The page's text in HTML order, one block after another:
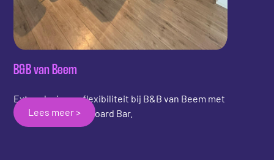
B&B van Beem
Extra plezier en flexibiliteit bij B&B van Beem met
de Shuffly Shuffleboard Bar.
Lees meer >